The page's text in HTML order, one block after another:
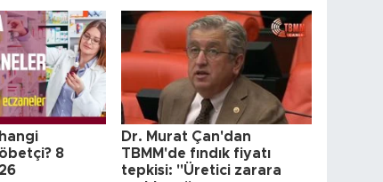
8
Dr. Murat Çan'dan
TBMM'de fındık fiyatı
tepkisi: "Üretici zarara